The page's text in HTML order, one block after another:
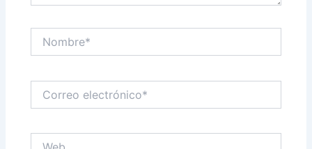
electrónico*